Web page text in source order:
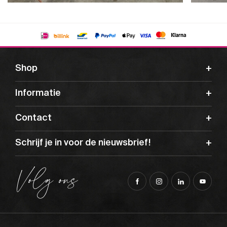
Shop
Informatie
Contact
Schrijf je in voor de nieuwsbrief!
Volg ons